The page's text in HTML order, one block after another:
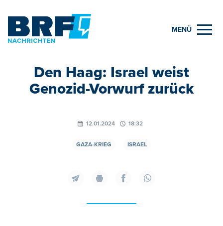
MENÜ
Den Haag: Israel weist
Genozid-Vorwurf zurück
12.01.2024 18:32
GAZA-KRIEG ISRAEL